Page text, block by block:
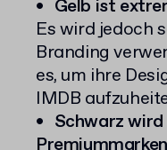
Gelb ist
Es wird jedoch
Branding
es, um ihre
IMDB
Schwarz